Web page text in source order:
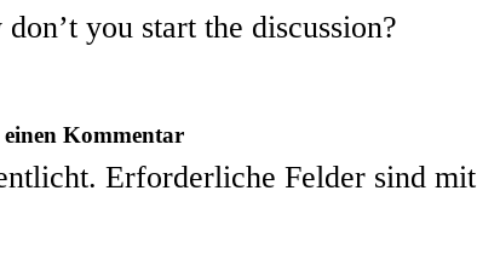
you start the discussion?
einen Kommentar
Erforderliche Felder sind mit